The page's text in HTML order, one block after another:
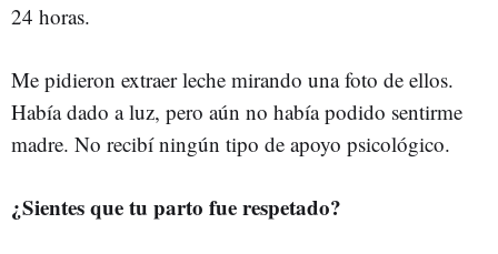
24 horas.
Me pidieron extraer leche mirando una foto de ellos.
Había dado a luz, pero aún no había podido sentirme
madre. No recibí ningún tipo de apoyo psicológico.
¿Sientes que tu parto fue respetado?